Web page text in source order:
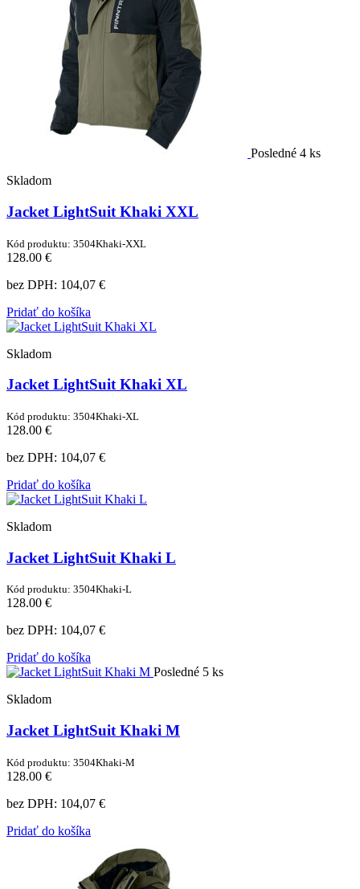
Posledné 4 ks
Skladom
Jacket LightSuit Khaki XXL
Kód produktu: 3504Khaki-XXL
128.00 €
bez DPH: 104,07 €
Pridať do košíka
Skladom
Jacket LightSuit Khaki XL
Kód produktu: 3504Khaki-XL
128.00 €
bez DPH: 104,07 €
Pridať do košíka
Skladom
Jacket LightSuit Khaki L
Kód produktu: 3504Khaki-L
128.00 €
bez DPH: 104,07 €
Pridať do košíka
Posledné 5 ks
Skladom
Jacket LightSuit Khaki M
Kód produktu: 3504Khaki-M
128.00 €
bez DPH: 104,07 €
Pridať do košíka